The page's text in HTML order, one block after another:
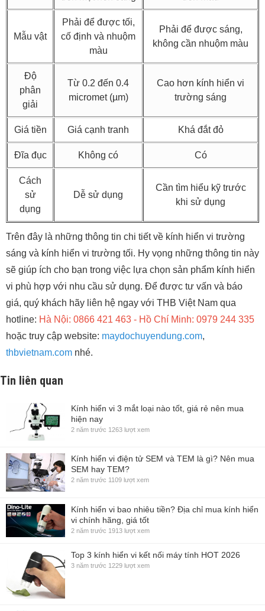
Mẫu vật
Phải để được tối,
cố định và nhuộm
màu
Phải để được sáng,
không cần nhuộm màu
Độ
phân
giải
Từ 0.2 đến 0.4
micromet (µm)
Cao hơn kính hiển vi
trường sáng
Giá tiền Giá cạnh tranh Khá đắt đỏ
Đĩa đục Không có Có
Cách
sử
dụng
Dễ sử dụng
Cần tìm hiểu kỹ trước
khi sử dụng
Trên đây là những thông tin chi tiết về kính hiển vi trường
sáng và kính hiển vi trường tối. Hy vọng những thông tin này
sẽ giúp ích cho bạn trong việc lựa chọn sản phẩm kính hiển
vi phù hợp với nhu cầu sử dụng. Để được tư vấn và báo
giá, quý khách hãy liên hệ ngay với THB Việt Nam qua
hotline: Hà Nội: 0866 421 463 - Hồ Chí Minh: 0979 244 335
hoặc truy cập website: maydochuyendung.com,
thbvietnam.com nhé.
Tin liên quan
Kính hiển vi 3 mắt loại nào tốt, giá rẻ nên mua
hiện nay
2 năm trước 1263 lượt xem
Kính hiển vi điện tử SEM và TEM là gì? Nên mua
SEM hay TEM?
2 năm trước 1109 lượt xem
Kính hiển vi bao nhiêu tiền? Địa chỉ mua kính hiển
vi chính hãng, giá tốt
2 năm trước 1913 lượt xem
Top 3 kính hiển vi kết nối máy tính HOT 2026
3 năm trước 1229 lượt xem